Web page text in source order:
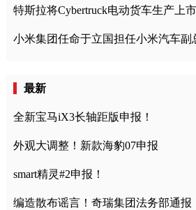
特斯拉将Cybertruck电动货车生产上
最新
全新宝马iX3长轴距版申报！
外观大调整！新款海豹07申报
smart精灵#2申报！
编造散布谣言！奇瑞集团法务部通报